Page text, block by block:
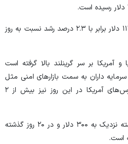
قیمت طلا در معاملات امروز ۱۱۲ دلار برابر با ۲.۳ درصد رشد نسبت به روز
آمریکا بر سر گرینلند بالا گرفته است
داران به سمت بازار‌های امنی مثل
طلا روی آورده‌اند. شاخص بورس‌های آمریکا در این روز نیز بیش از ۲
قیمت طلا طی یک هفته گذشته نزدیک به ۳۰۰ دلار و در ۲۰ روز گذشته